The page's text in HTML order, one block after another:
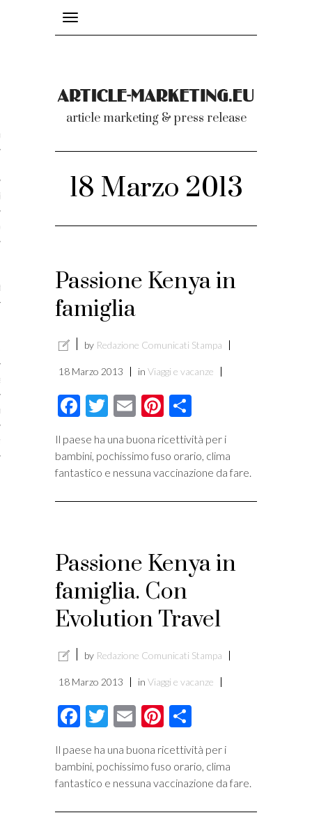
è l’article marketing
e stile di scrittura
per i publishers
Toggle
navigation
article marketing & press release
18 Marzo 2013
Passione Kenya in
famiglia
by Redazione Comunicati Stampa
18 Marzo 2013 in Viaggi e vacanze
Facebook
Twitter
EmailPinterest
Il paese ha una buona ricettività per i
bambini, pochissimo fuso orario, clima
fantastico e nessuna vaccinazione da fare.
Passione Kenya in
famiglia. Con
Evolution Travel
by Redazione Comunicati Stampa
18 Marzo 2013 in Viaggi e vacanze
Facebook
Twitter
EmailPinterest
Il paese ha una buona ricettività per i
bambini, pochissimo fuso orario, clima
fantastico e nessuna vaccinazione da fare.